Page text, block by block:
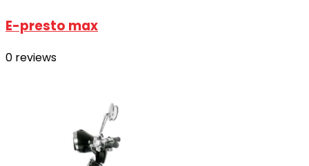
E-presto max
0 reviews